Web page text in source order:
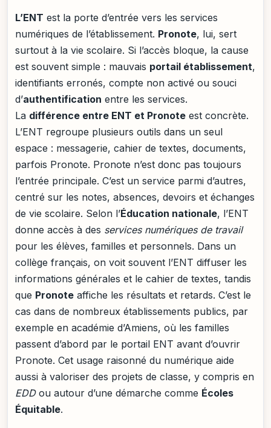
L’ENT est la porte d’entrée vers les services
numériques de l’établissement. Pronote, lui, sert
surtout à la vie scolaire. Si l’accès bloque, la cause
est souvent simple : mauvais portail établissement,
identifiants erronés, compte non activé ou souci
d’authentification entre les services.
La différence entre ENT et Pronote est concrète.
L’ENT regroupe plusieurs outils dans un seul
espace : messagerie, cahier de textes, documents,
parfois Pronote. Pronote n’est donc pas toujours
l’entrée principale. C’est un service parmi d’autres,
centré sur les notes, absences, devoirs et échanges
de vie scolaire. Selon l’Éducation nationale, l’ENT
donne accès à des services numériques de travail
pour les élèves, familles et personnels. Dans un
collège français, on voit souvent l’ENT diffuser les
informations générales et le cahier de textes, tandis
que Pronote affiche les résultats et retards. C’est le
cas dans de nombreux établissements publics, par
exemple en académie d’Amiens, où les familles
passent d’abord par le portail ENT avant d’ouvrir
Pronote. Cet usage raisonné du numérique aide
aussi à valoriser des projets de classe, y compris en
EDDou autour d’une démarche comme Écoles
Équitable.